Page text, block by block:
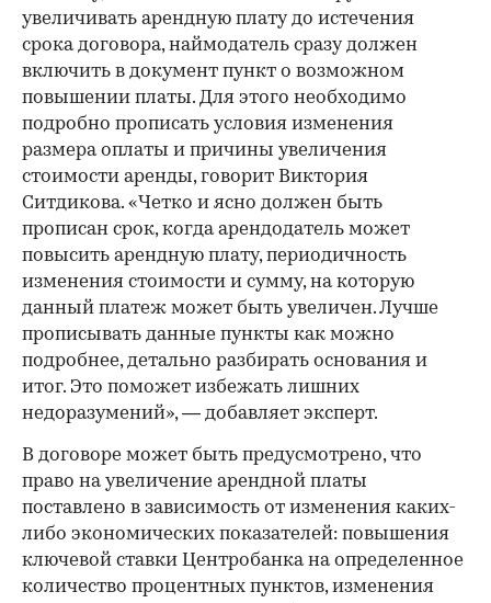
увеличивать арендную плату до истечения
срока договора, наймодатель сразу должен
включить в документ пункт о возможном
повышении платы. Для этого необходимо
подробно прописать условия изменения
размера оплаты и причины увеличения
стоимости аренды, говорит Виктория
Ситдикова. «Четко и ясно должен быть
прописан срок, когда арендодатель может
повысить арендную плату, периодичность
изменения стоимости и сумму, на которую
данный платеж может быть увеличен. Лучше
прописывать данные пункты как можно
подробнее, детально разбирать основания и
итог. Это поможет избежать лишних
недоразумений», — добавляет эксперт.
В договоре может быть предусмотрено, что
право на увеличение арендной платы
поставлено в зависимость от изменения каких-
либо экономических показателей: повышения
ключевой ставки Центробанка на определенное
количество процентных пунктов, изменения